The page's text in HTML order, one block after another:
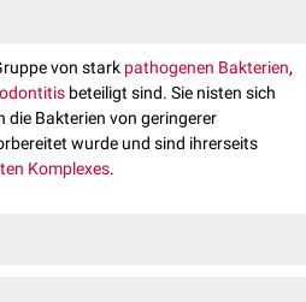
von stark pathogenen Bakterien,
beteiligt sind. Sie nisten sich
die Bakterien von geringerer
wurde und sind ihrerseits
Komplexes.